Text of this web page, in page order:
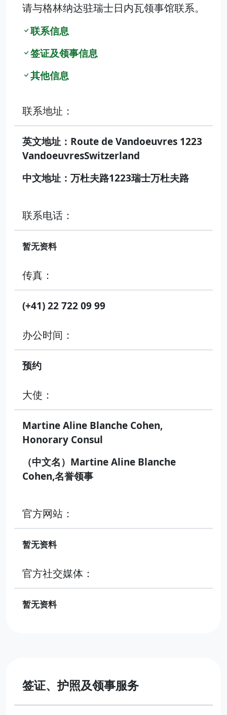
请与格林纳达驻瑞士日内瓦领事馆联系。
联系信息
签证及领事信息
其他信息
联系地址：
英文地址：Route de Vandoeuvres 1223
VandoeuvresSwitzerland
中文地址：万杜夫路1223瑞士万杜夫路
联系电话：
暂无资料
传真：
(+41) 22 722 09 99
办公时间：
预约
大使：
Martine Aline Blanche Cohen,
Honorary Consul
（中文名）Martine Aline Blanche
Cohen,名誉领事
官方网站：
暂无资料
官方社交媒体：
暂无资料
签证、护照及领事服务